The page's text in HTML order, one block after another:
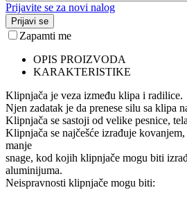
Prijavite se za novi nalog
Prijavi se
Zapamti me
OPIS PROIZVODA
KARAKTERISTIKE
Klipnjača je veza između klipa i radilice.
Njen zadatak je da prenese silu sa klipa
Klipnjača se sastoji od velike pesnice,
Klipnjača se najčešće izrađuje
manje
snage, kod kojih klipnjače mogu biti
aluminijuma.
Neispravnosti klipnjače mogu biti: